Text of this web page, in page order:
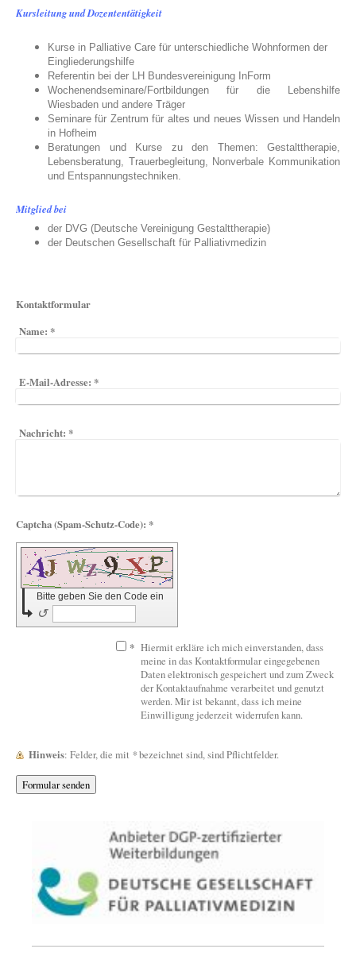
Kursleitung und Dozententätigkeit
Kurse in Palliative Care für unterschiedliche Wohnformen der
Eingliederungshilfe
Referentin bei der LH Bundesvereinigung InForm
Wochenendseminare/Fortbildungen für die Lebenshilfe
Wiesbaden und andere Träger
Seminare für Zentrum für altes und neues Wissen und Handeln
in Hofheim
Beratungen und Kurse zu den Themen: Gestalttherapie,
Lebensberatung, Trauerbegleitung, Nonverbale Kommunikation
und Entspannungstechniken.
Mitglied bei
der DVG (Deutsche Vereinigung Gestalttherapie)
der Deutschen Gesellschaft für Palliativmedizin
Kontaktformular
Name: *
E-Mail-Adresse: *
Nachricht: *
Captcha (Spam-Schutz-Code): *
Bitte geben Sie den Code ein
↺
* Hiermit erkläre ich mich einverstanden, dass
meine in das Kontaktformular eingegebenen
Daten elektronisch gespeichert und zum Zweck
der Kontaktaufnahme verarbeitet und genutzt
werden. Mir ist bekannt, dass ich meine
Einwilligung jederzeit widerrufen kann.
Hinweis : Felder, die mit *bezeichnet sind, sind Pflichtfelder.